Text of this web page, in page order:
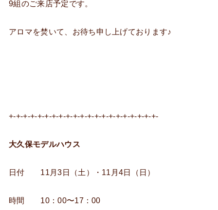
9組のご来店予定です。
アロマを焚いて、お待ち申し上げております♪
+-+-+-+-+-+-+-+-+-+-+-+-+-+-+-+-+-+-+-+-+-
大久保モデルハウス
日付 11月3日（土）・11月4日（日）
時間 10：00〜17：00